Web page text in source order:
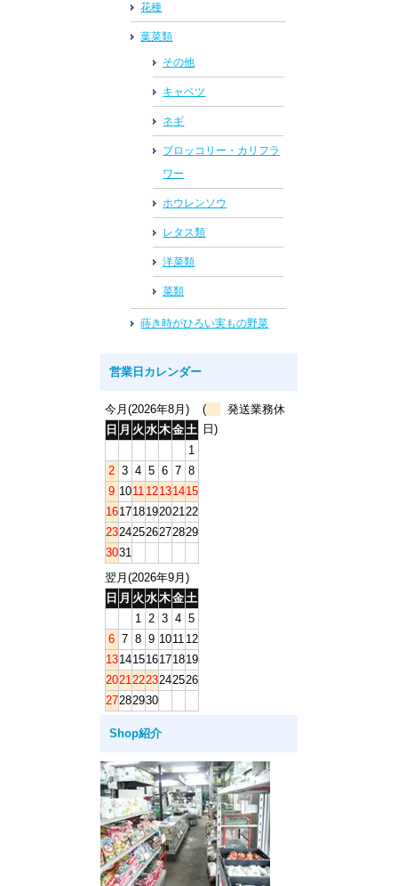
花種
葉菜類
その他
キャベツ
ネギ
ブロッコリー・カリフラ
ワー
ホウレンソウ
レタス類
洋菜類
菜類
蒔き時がひろい実もの野菜
営業日カレンダー
今月(2026年8月)
日 月 火 水木金土
1
2 3 4 5 6 7 8
9 1011 12131415
16171819202122
23242526272829
3031
翌月(2026年9月)
日 月 火 水木金 土
1
2 3 4 5
6 7 8 9 1011 12
13141516171819
2021 2223242526
27282930
(
発送業務休
日)
Shop紹介